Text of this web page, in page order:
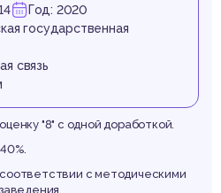
Год: 2020
государственная
связь
"8" с одной доработкой.
с методическими